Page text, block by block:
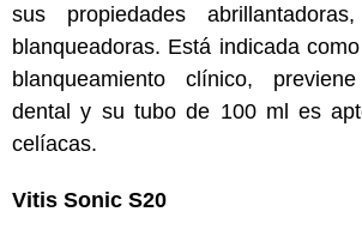
sus propiedades
blanqueadoras. Está indicada
blanqueamiento clínico,
dental y su tubo de 100 ml es
celíacas.
Vitis Sonic S20